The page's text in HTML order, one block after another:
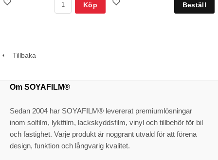
Köp
Tillbaka
Om SOYAFILM®
Sedan 2004 har SOYAFILM® levererat premiumlösningar
inom solfilm, lyktfilm, lackskyddsfilm, vinyl och tillbehör för bil
och fastighet. Varje produkt är noggrant utvald för att förena
design, funktion och långvarig kvalitet.